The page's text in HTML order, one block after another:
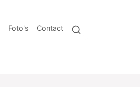
Foto's Contact